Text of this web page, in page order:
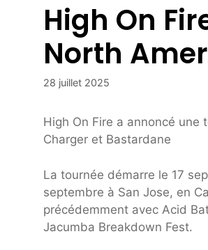
High On
North
28 juillet 2025
High On Fire a annoncé
Charger et Bastardane
La tournée démarre le 17
septembre à San Jose, en
précédemment avec Acid
Jacumba Breakdown Fest.